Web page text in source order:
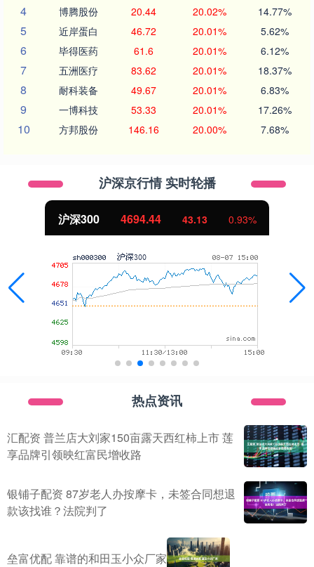
4 博腾股份 20.44 20.02% 14.77%
5 近岸蛋白 46.72 20.01% 5.62%
6 毕得医药 61.6 20.01% 6.12%
7 五洲医疗 83.62 20.01% 18.37%
8 耐科装备 49.67 20.01% 6.83%
9 一博科技 53.33 20.01% 17.26%
10 方邦股份 146.16 20.00% 7.68%
沪深京行情 实时轮播
沪深300 4694.44 43.13 0.93%
热点资讯
汇配资 普兰店大刘家150亩露天西红柿上市 莲
享品牌引领映红富民增收路
银铺子配资 87岁老人办按摩卡，未签合同想退
款该找谁？法院判了
垒富优配 靠谱的和田玉小众厂家